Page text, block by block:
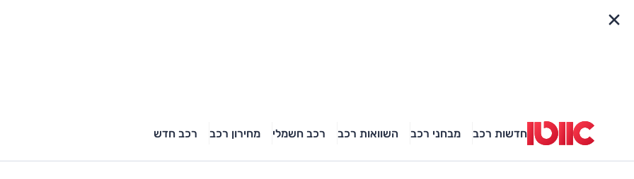
חדשות רכב מבחני רכב השוואות רכב רכב חשמלי מחירון רכב רכב חדש